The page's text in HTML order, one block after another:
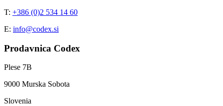
T: +386 (0)2 534 14 60
E: info@codex.si
Prodavnica Codex
Plese 7B
9000 Murska Sobota
Slovenia